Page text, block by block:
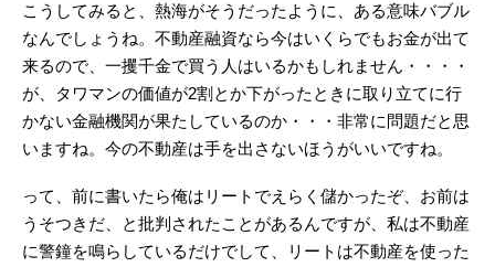
こうしてみると、熱海がそうだったように、ある意味バブル
なんでしょうね。不動産融資なら今はいくらでもお金が出て
来るので、一攫千金で買う人はいるかもしれません・・・・
が、タワマンの価値が2割とか下がったときに取り立てに行
かない金融機関が果たしているのか・・・非常に問題だと思
いますね。今の不動産は手を出さないほうがいいですね。
って、前に書いたら俺はリートでえらく儲かったぞ、お前は
うそつきだ、と批判されたことがあるんですが、私は不動産
に警鐘を鳴らしているだけでして、リートは不動産を使った